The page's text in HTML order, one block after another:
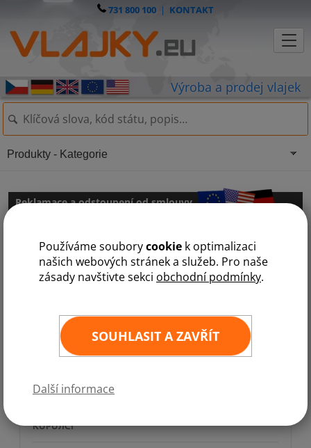
Používáme souborycookie k optimalizaci
našich webových stránek a služeb. Pro naše
zásady navštivte sekci obchodní podmínky.
SOUHLASIT A ZAVŘÍT
Další informace
731 800 100 | KONTAKT
Reklamace a odstoupení od smlouvy
Reklamace zboží
Vrácení zboží do 14 dnů od koupě:
Produkty - Kategorie